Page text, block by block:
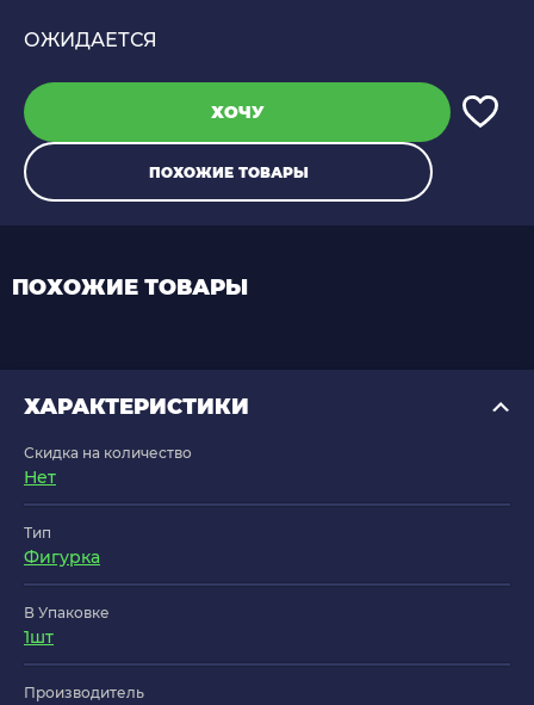
ОЖИДАЕТСЯ
ХОЧУ
ПОХОЖИЕ ТОВАРЫ
ПОХОЖИЕ ТОВАРЫ
ХАРАКТЕРИСТИКИ
Скидка на количество
Нет
Тип
Фигурка
В Упаковке
1шт
Производитель